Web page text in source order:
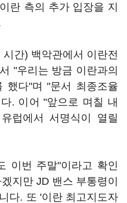
란 측의 추가 입장을 지
간) 백악관에서 이란전
"우리는 방금 이란과의
했다"며 "문서 최종조율
. 이어 "앞으로 며칠 내
럽에서 서명식이 열릴
이번 주말"이라고 확인
지만 JD 밴스 부통령이
다. 또 '이란 최고지도자